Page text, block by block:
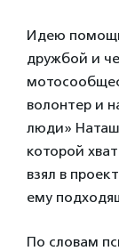
Идею
дружбой и
волонтер и
люди»
которой
взял в
ему
По словам